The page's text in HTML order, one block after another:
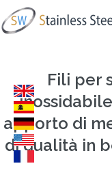
Fili per
apporto di
di qualità in